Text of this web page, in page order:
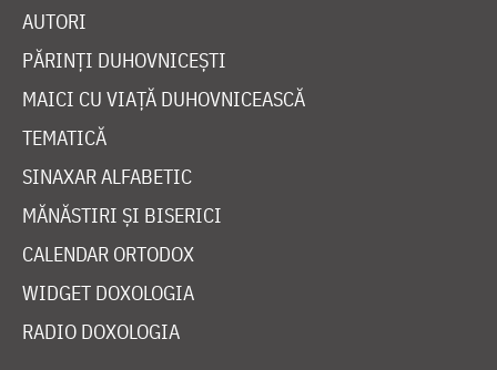
AUTORI
PĂRINȚI DUHOVNICEȘTI
MAICI CU VIAȚĂ DUHOVNICEASCĂ
TEMATICĂ
SINAXAR ALFABETIC
MĂNĂSTIRI ȘI BISERICI
CALENDAR ORTODOX
WIDGET DOXOLOGIA
RADIO DOXOLOGIA